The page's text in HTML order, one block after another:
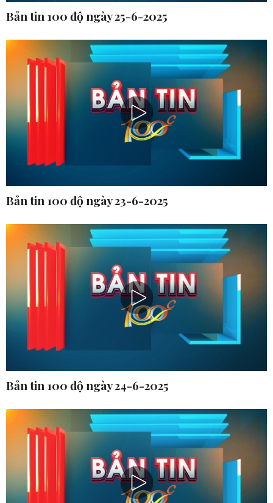
Bản tin 100 độ ngày 25-6-2025
Bản tin 100 độ ngày 23-6-2025
Bản tin 100 độ ngày 24-6-2025